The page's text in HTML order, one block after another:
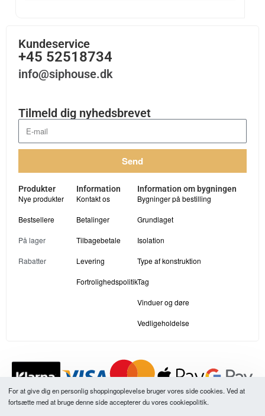
Kundeservice
+45 52518734
info@siphouse.dk
Tilmeld dig nyhedsbrevet
Send
Produkter
Nye produkter
Bestsellere
På lager
Rabatter
Information
Kontakt os
Betalinger
Tilbagebetale
Levering
Fortrolighedspolitik
Information om bygningen
Bygninger på bestilling
Grundlaget
Isolation
Type af konstruktion
Tag
Vinduer og døre
Vedligeholdelse
For at give dig en personlig shoppingoplevelse bruger vores side cookies. Ved at
fortsætte med at bruge denne side accepterer du vores cookiepolitik.